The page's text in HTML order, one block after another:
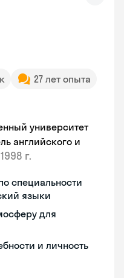
27 лет опыта
университет
английского и
1998 г.
специальности
языки
для
и личность